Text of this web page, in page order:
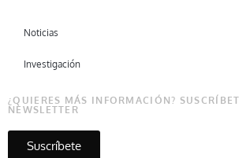
Noticias
Investigación
¿QUIERES MÁS INFORMACIÓN?
NEWSLETTER
Suscríbete